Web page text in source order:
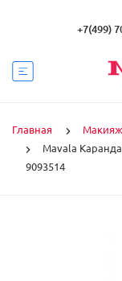
+7(499)
Главная
Макияж
Mavala
9093514